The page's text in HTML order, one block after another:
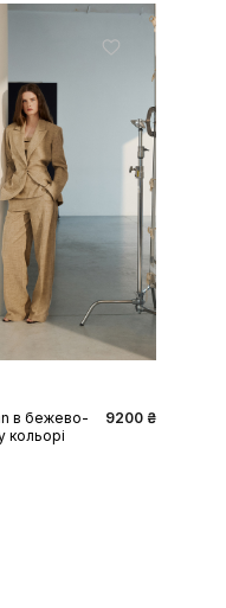
LXL
в бежево-
кольорі
9200 ₴